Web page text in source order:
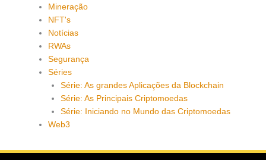
Mineração
NFT's
Notícias
RWAs
Segurança
Séries
Série: As grandes Aplicações da Blockchain
Série: As Principais Criptomoedas
Série: Iniciando no Mundo das Criptomoedas
Web3